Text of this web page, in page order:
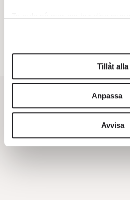
Du kan ändra eller dra tillbaka
helst från cookie-förklaringen.
Vi använder enhetsidentifierare
för sociala medier och analysera
vidarebefordrar även sådana
information från din enhet till de
annons- och analysföretag som
Dessa kan i sin tur kombinera
Tillåt alla
Anpassa
Avvisa
robot.